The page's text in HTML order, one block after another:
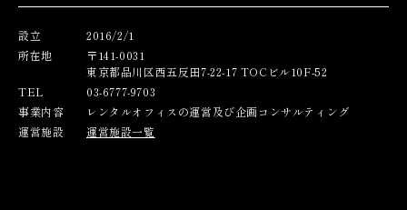
設立
2016/2/1
所在地
〒141-0031
東京都品川区西五反田7-22-17 TOCビル10F-52
TEL
03-6777-9703
事業内容
レンタルオフィスの運営及び企画コンサルティング
運営施設
運営施設一覧